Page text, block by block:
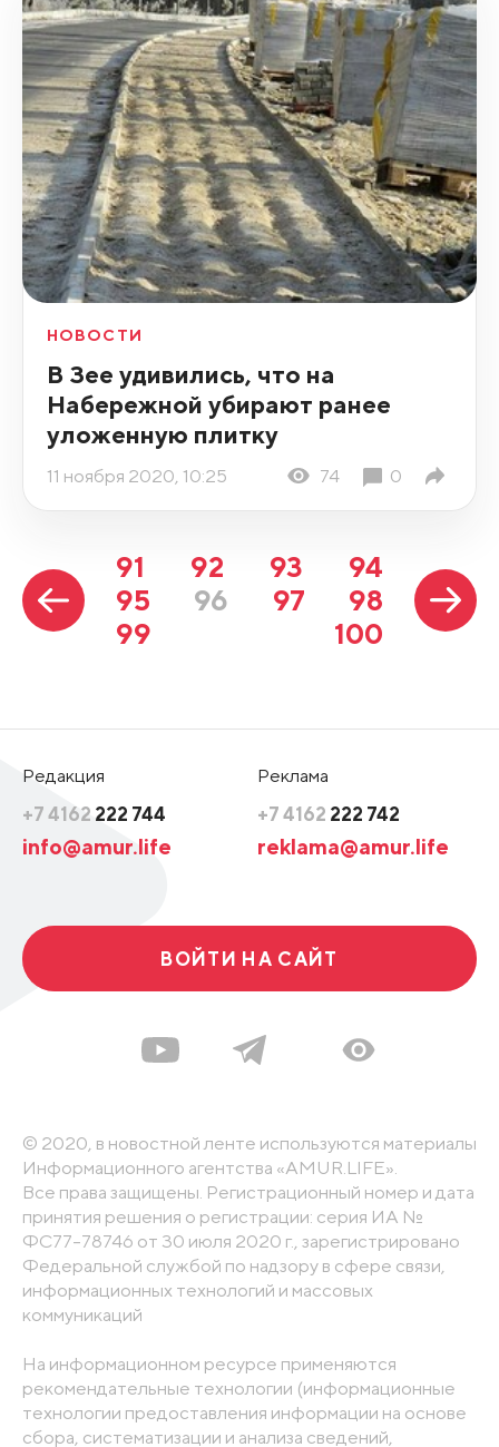
НОВОСТИ
В Зее удивились, что на
Набережной убирают ранее
уложенную плитку
11 ноября 2020, 10:25 74 0
91 92 93
94
95
96 97
98
99
100
Редакция
+7 4162 222 744
info@amur.life
Реклама
+7 4162 222 742
reklama@amur.life
ВОЙТИ НА САЙТ
© 2020, в новостной ленте используются материалы
Информационного агентства «AMUR.LIFE».
Все права защищены. Регистрационный номер и дата
принятия решения о регистрации: серия ИА №
ФС77-78746 от 30 июля 2020 г., зарегистрировано
Федеральной службой по надзору в сфере связи,
информационных технологий и массовых
коммуникаций
На информационном ресурсе применяются
рекомендательные технологии (информационные
технологии предоставления информации на основе
сбора, систематизации и анализа сведений,